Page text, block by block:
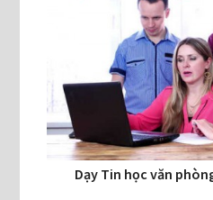
Dạy Tin học văn